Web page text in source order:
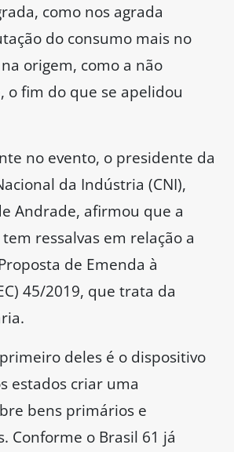
como nos agrada
do consumo mais no
origem, como a não
o fim do que se apelidou
no evento, o presidente da
da Indústria (CNI),
Andrade, afirmou que a
ressalvas em relação a
de Emenda à
45/2019, que trata da
deles é o dispositivo
estados criar uma
bens primários e
Conforme o Brasil 61 já